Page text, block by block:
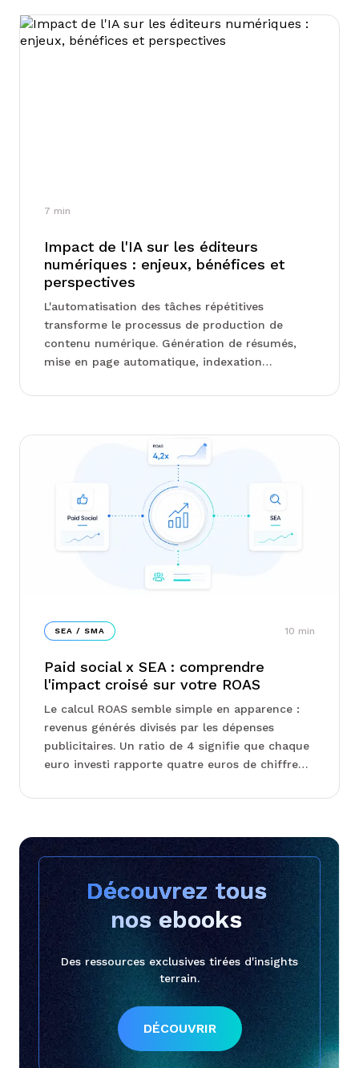
7 min
Impact de l'IA sur les éditeurs
numériques : enjeux, bénéfices et
perspectives
L'automatisation des tâches répétitives
transforme le processus de production de
contenu numérique. Génération de résumés,
mise en page automatique, indexation
réduisent les délais de public...
SEA / SMA 10 min
Paid social x SEA : comprendre
l'impact croisé sur votre ROAS
Le calcul ROAS semble simple en apparence :
revenus générés divisés par les dépenses
publicitaires. Un ratio de 4 signifie que chaque
euro investi rapporte quatre euros de chiffre
donne l'i...
Découvrez tous
nos ebooks
Des ressources exclusives tirées d'insights
terrain.
DÉCOUVRIR